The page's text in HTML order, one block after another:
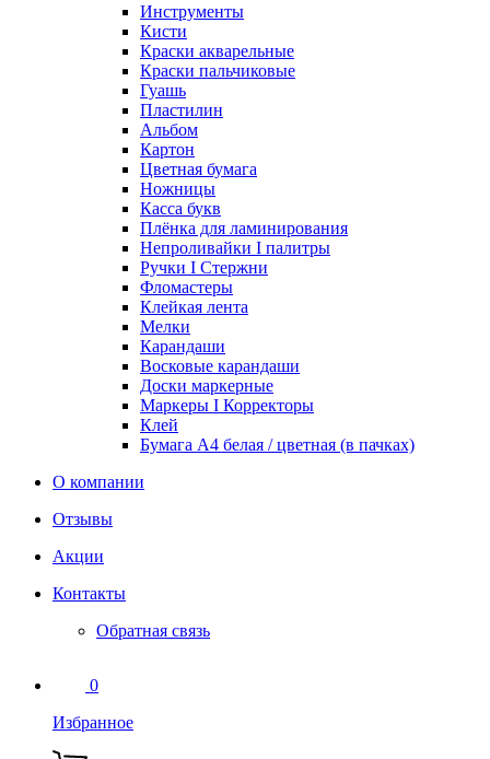
Инструменты
Кисти
Краски акварельные
Краски пальчиковые
Гуашь
Пластилин
Альбом
Картон
Цветная бумага
Ножницы
Касса букв
Плёнка для ламинирования
Непроливайки I палитры
Ручки I Стержни
Фломастеры
Клейкая лента
Мелки
Карандаши
Восковые карандаши
Доски маркерные
Маркеры I Корректоры
Клей
Бумага А4 белая / цветная (в пачках)
О компании
Отзывы
Акции
Контакты
Обратная связь
0
Избранное